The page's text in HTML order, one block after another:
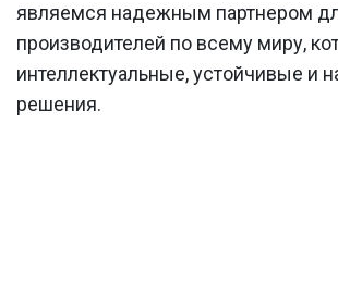
являемся надежным партнером
производителей по всему миру,
интеллектуальные, устойчивые и
решения.